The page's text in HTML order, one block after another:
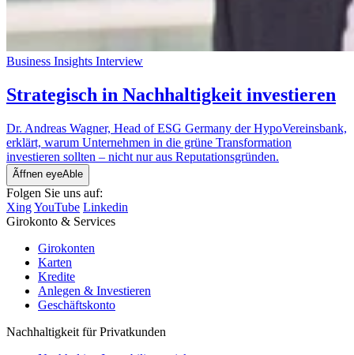
Business Insights Interview
Strategisch in Nachhaltigkeit investieren
Dr. Andreas Wagner, Head of ESG Germany der HypoVereinsbank,
erklärt, warum Unternehmen in die grüne Transformation
investieren sollten – nicht nur aus Reputationsgründen.
Ãffnen eyeAble
Folgen Sie uns auf:
XingYouTube Linkedin
Girokonto & Services
Girokonten
Karten
Kredite
Anlegen & Investieren
Geschäftskonto
Nachhaltigkeit für Privatkunden